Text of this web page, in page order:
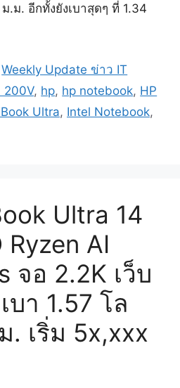
.ม. อีกทั้งยังเบาสุดๆ ที่ 1.34
Weekly Update ข่าว IT
200V, hp, hp notebook, HP
Ultra, Intel Notebook,
Ultra 14
Ryzen AI
จอ 2.2K เว็บ
บา 1.57 โล
. เริ่ม 5x,xxx